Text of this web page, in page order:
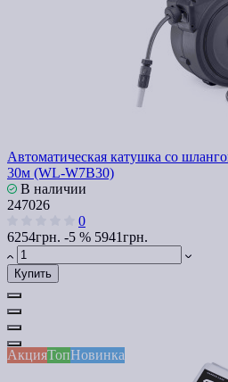
Автоматическая катушка со
30м (WL-W7B30)
В наличии
247026
0
6254грн. -5 % 5941грн.
Купить
АкцияТопНовинка